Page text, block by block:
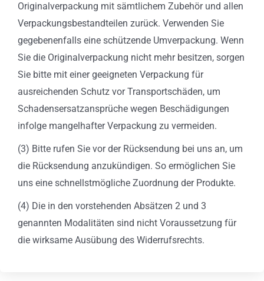
Originalverpackung mit sämtlichem Zubehör und allen
Verpackungsbestandteilen zurück. Verwenden Sie
gegebenenfalls eine schützende Umverpackung. Wenn
Sie die Originalverpackung nicht mehr besitzen, sorgen
Sie bitte mit einer geeigneten Verpackung für
ausreichenden Schutz vor Transportschäden, um
Schadensersatzansprüche wegen Beschädigungen
infolge mangelhafter Verpackung zu vermeiden.
(3) Bitte rufen Sie vor der Rücksendung bei uns an, um
die Rücksendung anzukündigen. So ermöglichen Sie
uns eine schnellstmögliche Zuordnung der Produkte.
(4) Die in den vorstehenden Absätzen 2 und 3
genannten Modalitäten sind nicht Voraussetzung für
die wirksame Ausübung des Widerrufsrechts.